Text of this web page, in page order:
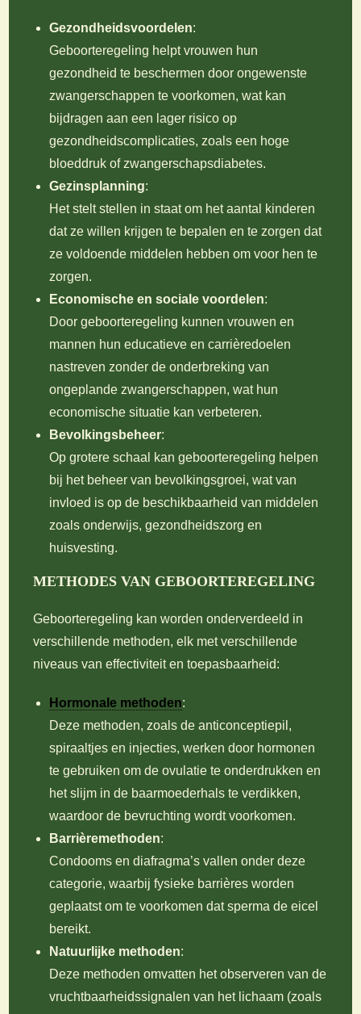
Gezondheidsvoordelen:
Geboorteregeling helpt vrouwen hun
gezondheid te beschermen door ongewenste
zwangerschappen te voorkomen, wat kan
bijdragen aan een lager risico op
gezondheidscomplicaties, zoals een hoge
bloeddruk of zwangerschapsdiabetes.
Gezinsplanning:
Het stelt stellen in staat om het aantal kinderen
dat ze willen krijgen te bepalen en te zorgen dat
ze voldoende middelen hebben om voor hen te
zorgen.
Economische en sociale voordelen:
Door geboorteregeling kunnen vrouwen en
mannen hun educatieve en carrièredoelen
nastreven zonder de onderbreking van
ongeplande zwangerschappen, wat hun
economische situatie kan verbeteren.
Bevolkingsbeheer:
Op grotere schaal kan geboorteregeling helpen
bij het beheer van bevolkingsgroei, wat van
invloed is op de beschikbaarheid van middelen
zoals onderwijs, gezondheidszorg en
huisvesting.
METHODES VAN GEBOORTEREGELING
Geboorteregeling kan worden onderverdeeld in
verschillende methoden, elk met verschillende
niveaus van effectiviteit en toepasbaarheid:
Hormonale methoden:
Deze methoden, zoals de anticonceptiepil,
spiraaltjes en injecties, werken door hormonen
te gebruiken om de ovulatie te onderdrukken en
het slijm in de baarmoederhals te verdikken,
waardoor de bevruchting wordt voorkomen.
Barrièremethoden:
Condooms en diafragma’s vallen onder deze
categorie, waarbij fysieke barrières worden
geplaatst om te voorkomen dat sperma de eicel
bereikt.
Natuurlijke methoden:
Deze methoden omvatten het observeren van de
vruchtbaarheidssignalen van het lichaam (zoals